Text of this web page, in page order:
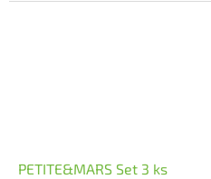
PETITE&MARS Set 3 ks